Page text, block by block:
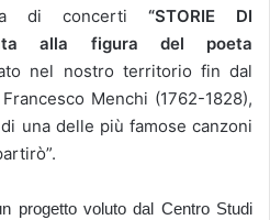
di concerti “STORIE DI
aalla figura del poeta
nel nostro territorio fin dal
Menchi (1762-1828),
una delle più famose canzoni
progetto voluto dal Centro Studi